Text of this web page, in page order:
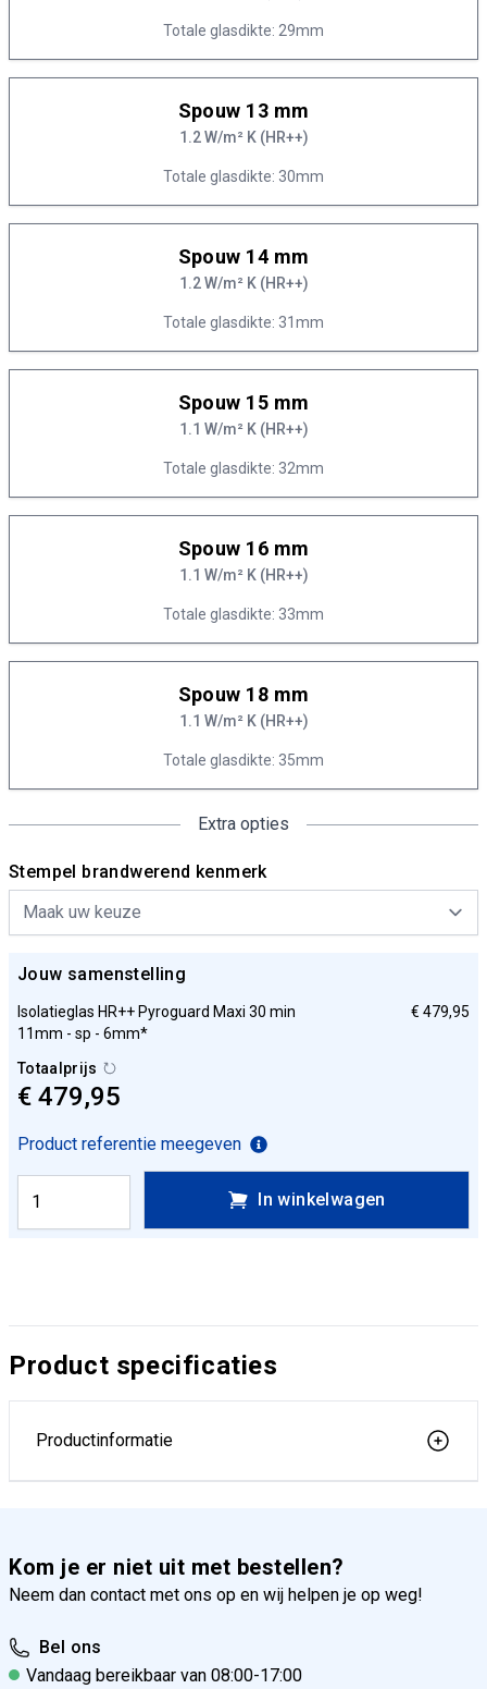
Totale glasdikte: 29mm
Spouw 13 mm
1.2 W/m² K (HR++)
Totale glasdikte: 30mm
Spouw 14 mm
1.2 W/m² K (HR++)
Totale glasdikte: 31mm
Spouw 15 mm
1.1 W/m² K (HR++)
Totale glasdikte: 32mm
Spouw 16 mm
1.1 W/m² K (HR++)
Totale glasdikte: 33mm
Spouw 18 mm
1.1 W/m² K (HR++)
Totale glasdikte: 35mm
Extra opties
Stempel brandwerend kenmerk
Jouw samenstelling
Isolatieglas HR++ Pyroguard Maxi 30 min
11mm - sp - 6mm*
€ 479,95
Totaalprijs
€ 479,95
Product referentie meegeven
In winkelwagen
Product specificaties
Productinformatie
Kom je er niet uit met bestellen?
Neem dan contact met ons op en wij helpen je op weg!
Bel ons
Vandaag bereikbaar van 08:00-17:00